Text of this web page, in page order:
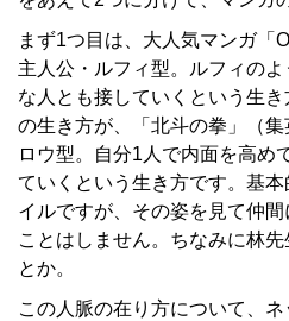
まず1つ目は、大人気マンガ「
主人公・ルフィ型。ルフィの
な人とも接していくという生
の生き方が、「北斗の拳」（
ロウ型。自分1人で内面を高め
ていくという生き方です。基
イルですが、その姿を見て仲
ことはしません。ちなみに林
とか。
この人脈の在り方について、ネ